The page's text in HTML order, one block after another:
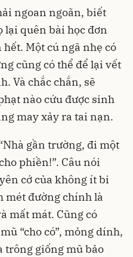
ngoan ngoãn, biết
quên bài học đơn
Một cú ngã nhẹ có
cũng có thể để lại vết
Và chắc chắn, sẽ
nào cứu được sinh
may xảy ra tai nạn.
gần trường, đi một
phiền!”. Câu nói
cớ của không ít bi
mét đường chính là
mất mát. Cũng có
“cho có”, mỏng dính,
trông giống mũ bảo